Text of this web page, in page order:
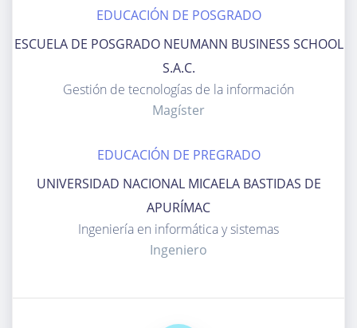
EDUCACIÓN DE POSGRADO
ESCUELA DE POSGRADO NEUMANN BUSINESS SCHOOL
S.A.C.
gestión de tecnologías de la información
Magíster
EDUCACIÓN DE PREGRADO
UNIVERSIDAD NACIONAL MICAELA BASTIDAS DE
APURÍMAC
ingeniería en informática y sistemas
Ingeniero